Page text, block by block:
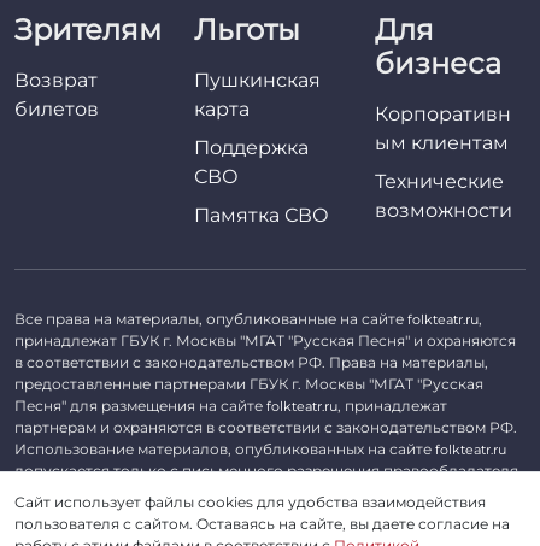
Зрителям
Возврат
билетов
Льготы
Пушкинская
карта
Поддержка
СВО
Памятка СВО
Для
бизнеса
Корпоративн
ым клиентам
Технические
возможности
Все права на материалы, опубликованные на сайте folkteatr.ru,
принадлежат ГБУК г. Москвы "МГАТ "Русская Песня" и охраняются
в соответствии с законодательством РФ. Права на материалы,
предоставленные партнерами ГБУК г. Москвы "МГАТ "Русская
Песня" для размещения на сайте folkteatr.ru, принадлежат
партнерам и охраняются в соответствии с законодательством РФ.
Использование материалов, опубликованных на сайте folkteatr.ru
допускается только с письменного разрешения правообладателя.
©2026 ГБУК г. Москвы «МГАТ «Русская песня». ОГРН 1027739279182,
ИНН 7714039052.
Сайт использует файлы cookies для удобства взаимодействия
пользователя с сайтом. Оставаясь на сайте, вы даете согласие на